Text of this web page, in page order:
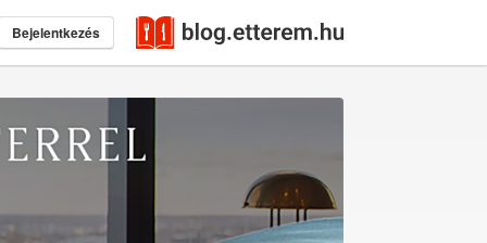
Bejelentkezés